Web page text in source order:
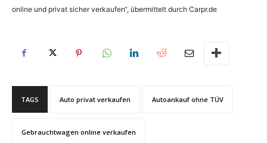
online und privat sicher verkaufen“, übermittelt durch Carpr.de
TAGS Auto privat verkaufen Autoankauf ohne TÜV
Gebrauchtwagen online verkaufen